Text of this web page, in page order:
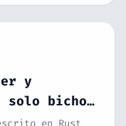
y
solo bicho